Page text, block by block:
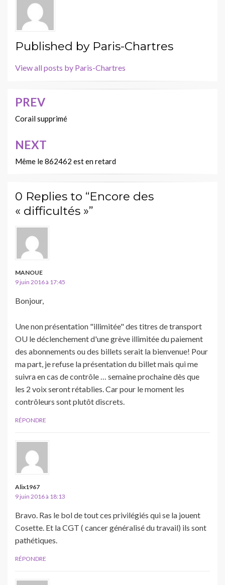
Published by Paris-Chartres
View all posts by Paris-Chartres
Navigation
de
l’article
PREV
Corail supprimé
NEXT
Même le 862462 est en retard
0 Replies to “Encore des
« difficultés »”
MANOUE
9 juin 2016 à 17:45
Bonjour,
Une non présentation "illimitée" des titres de transport
OU le déclenchement d'une grève illimitée du paiement
des abonnements ou des billets serait la bienvenue! Pour
ma part, je refuse la présentation du billet mais qui me
suivra en cas de contrôle … semaine prochaine dès que
les 2 voix seront rétablies. Car pour le moment les
contrôleurs sont plutôt discrets.
RÉPONDRE
Alix1967
9 juin 2016 à 18:13
Bravo. Ras le bol de tout ces privilégiés qui se la jouent
Cosette. Et la CGT ( cancer généralisé du travail) ils sont
pathétiques.
RÉPONDRE